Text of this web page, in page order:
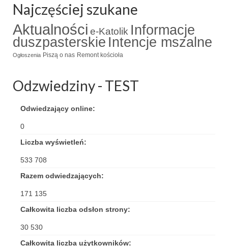
Najczęściej szukane
Aktualności e-Katolik Informacje
duszpasterskie Intencje mszalne
Ogłoszenia Piszą o nas Remont kościoła
Odzwiedziny - TEST
Odwiedzający online:
0
Liczba wyświetleń:
533 708
Razem odwiedzających:
171 135
Całkowita liczba odsłon strony:
30 530
Całkowita liczba użytkowników: